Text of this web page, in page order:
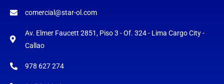
comercial@star-ol.com
Av. Elmer Faucett 2851, Piso 3 - Of. 324 - Lima Cargo City -
Callao
978 627 274